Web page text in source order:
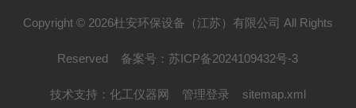
Copyright © 2026杜安环保设备（江苏）有限公司 All Rights
Reserved 备案号：苏ICP备2024109432号-3
技术支持： 化工仪器网 管理登录 sitemap.xml